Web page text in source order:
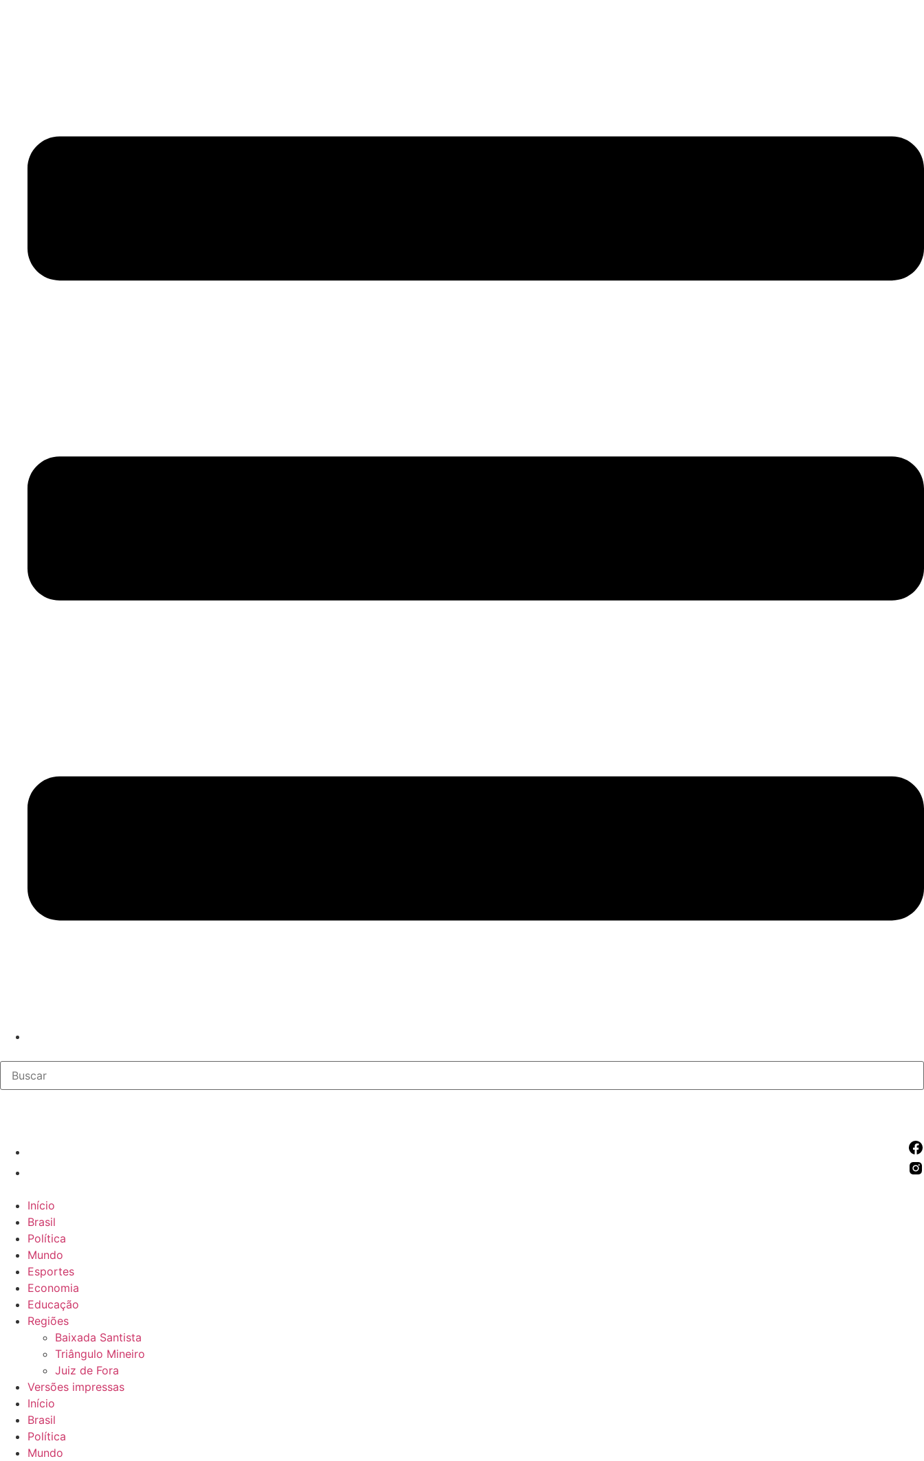
Início
Brasil
Política
Mundo
Esportes
Economia
Educação
Regiões
Baixada Santista
Triângulo Mineiro
Juiz de Fora
Versões impressas
Início
Brasil
Política
Mundo